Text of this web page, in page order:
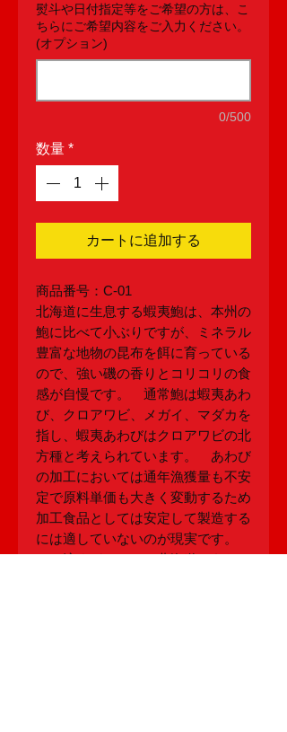
熨斗や日付指定等をご希望の方は、こ
ちらにご希望内容をご入力ください。
(オプション)
0/500
数量 *
カートに追加する
商品番号：C-01
北海道に生息する蝦夷鮑は、本州の
鮑に比べて小ぶりですが、ミネラル
豊富な地物の昆布を餌に育っている
ので、強い磯の香りとコリコリの食
感が自慢です。 通常鮑は蝦夷あわ
び、クロアワビ、メガイ、マダカを
指し、蝦夷あわびはクロアワビの北
方種と考えられています。 あわび
の加工においては通年漁獲量も不安
定で原料単価も大きく変動するため
加工食品としては安定して製造する
には適していないのが現実です。
一刀流まぎりでは、北海道のあわび